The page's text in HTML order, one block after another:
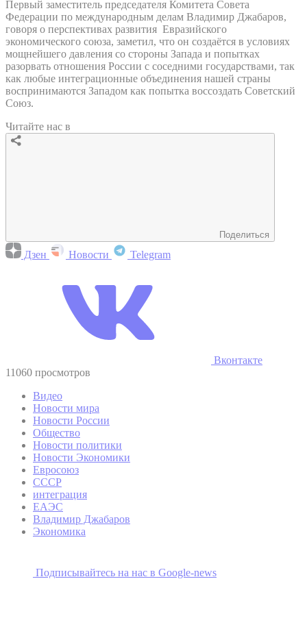
Первый заместитель председателя Комитета Совета
Федерации по международным делам Владимир Джабаров,
говоря о перспективах развития Евразийского
экономического союза, заметил, что он создаётся в условиях
мощнейшего давления со стороны Запада и попытках
разорвать отношения России с соседними государствами, так
как любые интеграционные объединения нашей страны
воспринимаются Западом как попытка воссоздать Советский
Союз.
Читайте нас в
Поделиться
Дзен Новости Telegram
Вконтакте
11060 просмотров
Видео
Новости мира
Новости России
Общество
Новости политики
Новости Экономики
Евросоюз
СССР
интеграция
ЕАЭС
Владимир Джабаров
Экономика
Подписывайтесь на наc в Google-news